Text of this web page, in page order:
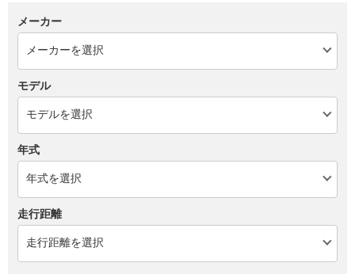
メーカー
モデル
年式
走行距離